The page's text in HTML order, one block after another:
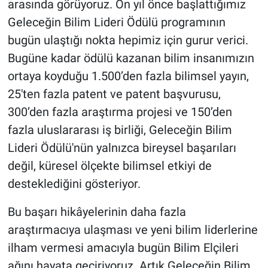
arasında görüyoruz. On yıl önce başlattığımız
Geleceğin Bilim Lideri Ödülü programının
bugün ulaştığı nokta hepimiz için gurur verici.
Bugüne kadar ödülü kazanan bilim insanımızın
ortaya koyduğu 1.500’den fazla bilimsel yayın,
25'ten fazla patent ve patent başvurusu,
300’den fazla araştırma projesi ve 150’den
fazla uluslararası iş birliği, Geleceğin Bilim
Lideri Ödülü'nün yalnızca bireysel başarıları
değil, küresel ölçekte bilimsel etkiyi de
desteklediğini gösteriyor.
Bu başarı hikâyelerinin daha fazla
araştırmacıya ulaşması ve yeni bilim liderlerine
ilham vermesi amacıyla bugün Bilim Elçileri